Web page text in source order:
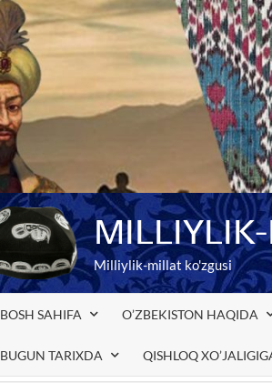
Milliylik-millat ko'zgusi
BOSH SAHIFA O’ZBEKISTON HAQIDA
BUGUN TARIXDA QISHLOQ